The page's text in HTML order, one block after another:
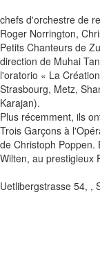
chefs d'orchestre de
Roger Norrington,
Petits Chanteurs de
direction de Muhai
l'oratorio « La
Strasbourg, Metz,
Karajan).
Plus récemment, ils
Trois Garçons à
de Christoph
Wilten, au prestigieux
Uetlibergstrasse 54, ,